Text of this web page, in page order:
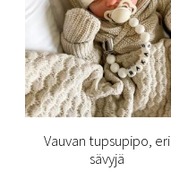
Vauvan tupsupipo, eri
sävyjä